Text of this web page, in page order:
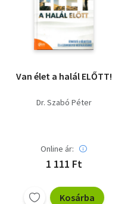
Van élet a halál ELŐTT!
Dr. Szabó Péter
Online ár:
1 111 Ft
Kosárba